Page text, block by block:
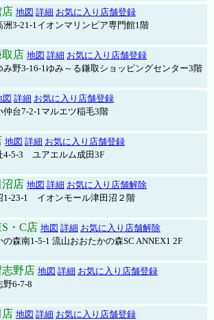
店 地図 詳細 お気に入り店舗登録
3-21-1イオンマリンピア専門館1階
取店 地図 詳細 お気に入り店舗登録
野3-16-1ゆみ～る鎌取ショッピングセンター3階
図 詳細 お気に入り店舗登録
台7-2-1マルエツ稲毛3階
地図 詳細 お気に入り店舗登録
4-5-3 ユアエルム成田3F
沼店 地図 詳細 お気に入り店舗解除
1-23-1 イオンモール津田沼２階
・C店 地図 詳細 お気に入り店舗解除
森南1-5-1 流山おおたかの森SC ANNEX1 2F
野店 地図 詳細 お気に入り店舗登録
野6-7-8
店 地図 詳細 お気に入り店舗登録